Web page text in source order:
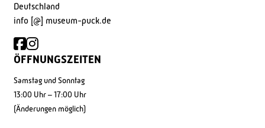
Deutschland
info [@] museum-puck.de
ÖFFNUNGSZEITEN
Samstag und Sonntag
13:00 Uhr – 17:00 Uhr
(Änderungen möglich)